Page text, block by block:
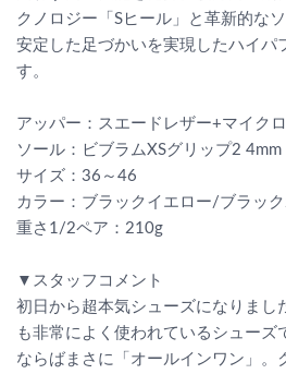
クノロジー「Sヒール」と革新的な
安定した足づかいを実現したハイパ
す。
アッパー：スエードレザー+マイク
ソール：ビブラムXSグリップ2 4mm
サイズ：36～46
カラー：ブラックイエロー/ブラッ
重さ1/2ペア：210g
▼スタッフコメント
初日から超本気シューズになりまし
も非常によく使われているシューズ
ならばまさに「オールインワン」。